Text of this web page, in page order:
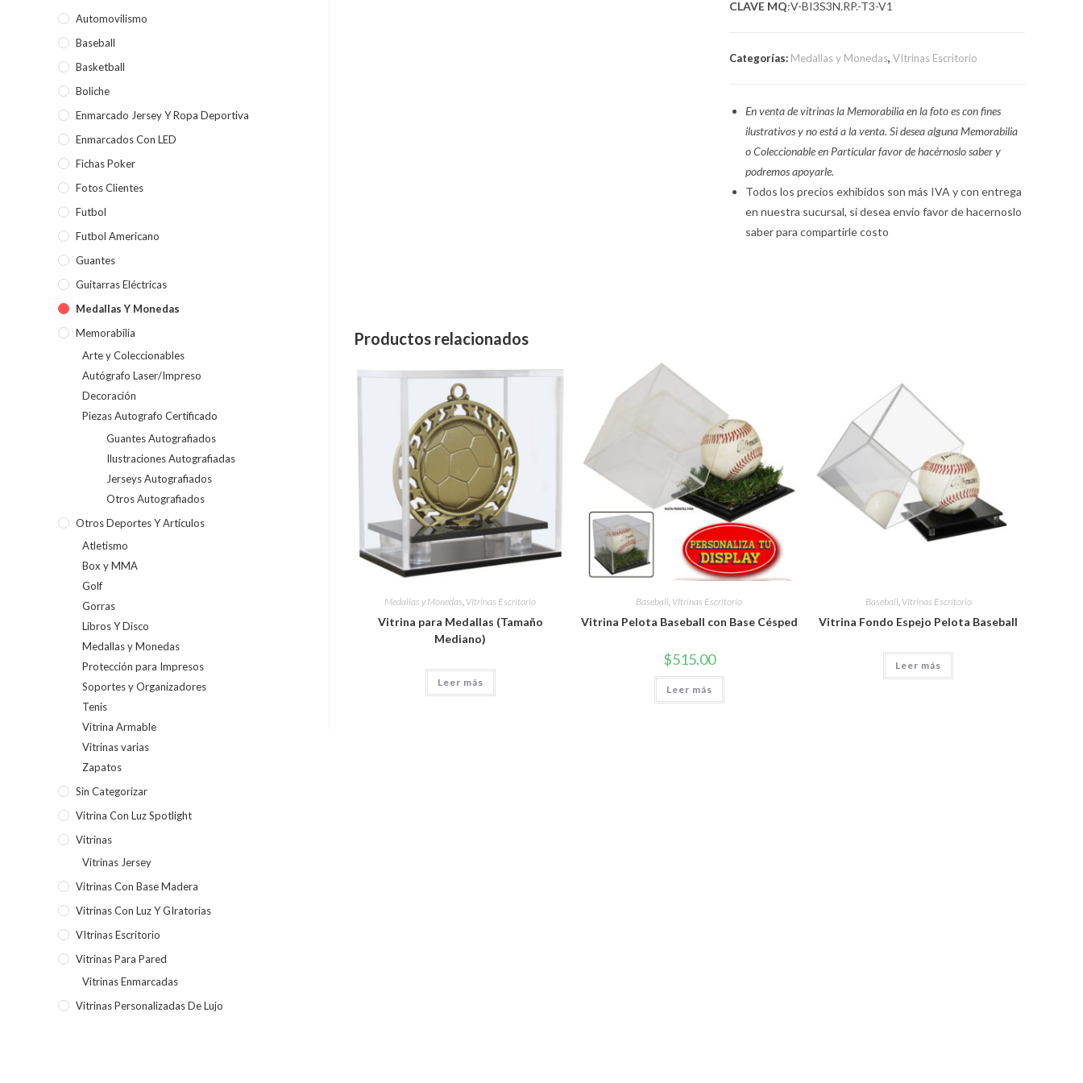
CLAVE MQ:V-BI3S3N.RP.-T3-V1
Categorías: Medallas y Monedas,VItrinas Escritorio
En venta de vitrinas la Memorabilia en la foto es con fines
ilustrativos y no está a la venta. Si desea alguna Memorabilia
o Coleccionable en Particular favor de hacérnoslo saber y
podremos apoyarle.
Todos los precios exhibidos son más IVA y con entrega
en nuestra sucursal, si desea envio favor de hacernoslo
saber para compartirle costo
Productos relacionados
Medallas y Monedas VItrinas Escritorio
Vitrina para Medallas (Tamaño
Mediano)
Leer más
Baseball VItrinas Escritorio
Vitrina Pelota Baseball con Base Césped
$515.00
Leer más
Baseball, VItrinas Escritorio
Vitrina Fondo Espejo Pelota Baseball
Leer más
Automovilismo
Baseball
Basketball
Boliche
Enmarcado Jersey Y Ropa Deportiva
Enmarcados Con LED
Fichas Poker
Fotos Clientes
Futbol
Futbol Americano
Guantes
Guitarras Eléctricas
Medallas Y Monedas
Memorabilia
Arte y Coleccionables
Autógrafo Laser/Impreso
Decoración
Piezas Autografo Certificado
Guantes Autografiados
Ilustraciones Autografiadas
Jerseys Autografiados
Otros Autografiados
Otros Deportes Y Artículos
Atletismo
Box y MMA
Golf
Gorras
Libros Y Disco
Medallas y Monedas
Protección para Impresos
Soportes y Organizadores
Tenis
Vitrina Armable
Vitrinas varias
Zapatos
Sin Categorizar
Vitrina Con Luz Spotlight
Vitrinas
Vitrinas Jersey
Vitrinas Con Base Madera
Vitrinas Con Luz Y GIratorias
VItrinas Escritorio
Vitrinas Para Pared
Vitrinas Enmarcadas
Vitrinas Personalizadas De Lujo